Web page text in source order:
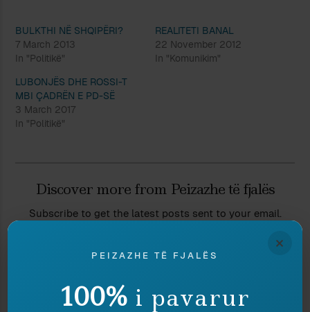
BULKTHI NË SHQIPËRI?
7 March 2013
In "Politikë"
REALITETI BANAL
22 November 2012
In "Komunikim"
LUBONJËS DHE ROSSI-T
MBI ÇADRËN E PD-SË
3 March 2017
In "Politikë"
Discover more from Peizazhe të fjalës
Subscribe to get the latest posts sent to your email.
Subscribe
Ndaj Ruaj
×
PEIZAZHE TË FJALËS
100% i pavarur